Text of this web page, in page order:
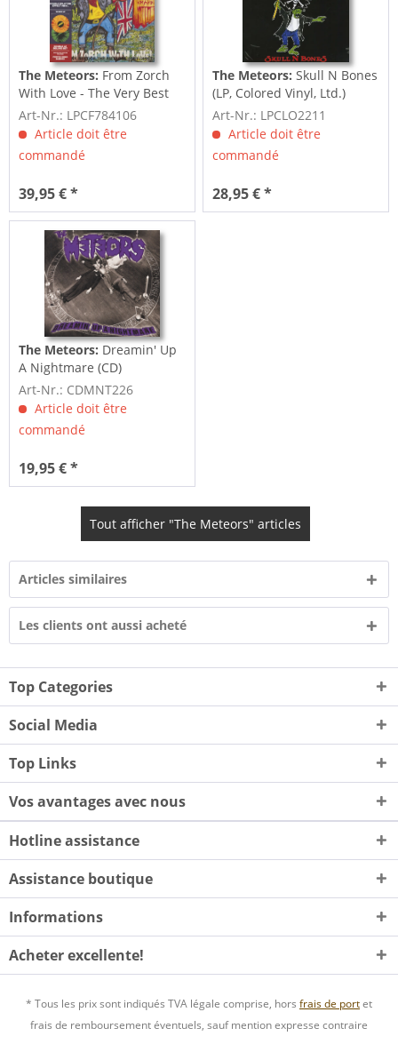
The Meteors: From Zorch
With Love - The Very Best
Of The...
Art-Nr.: LPCF784106
Article doit être
commandé
39,95 € *
The Meteors:Skull N Bones
(LP, Colored Vinyl, Ltd.)
Art-Nr.: LPCLO2211
Article doit être
commandé
28,95 € *
The Meteors: Dreamin' Up
A Nightmare (CD)
Art-Nr.: CDMNT226
Article doit être
commandé
19,95 € *
Tout afficher "The Meteors" articles
Articles similaires
Les clients ont aussi acheté
Top Categories
Social Media
Top Links
Vos avantages avec nous
Hotline assistance
Assistance boutique
Informations
Acheter excellente!
* Tous les prix sont indiqués TVA légale comprise, hors frais de portet
frais de remboursement éventuels, sauf mention expresse contraire